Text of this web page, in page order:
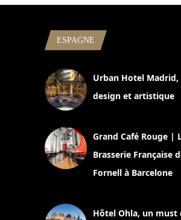
ESPAGNE
Urban Hotel Madrid,
design et artistique
Grand Café Rouge |
Brasserie Française
Fornell à Barcelone
Hôtel Ohla, un must